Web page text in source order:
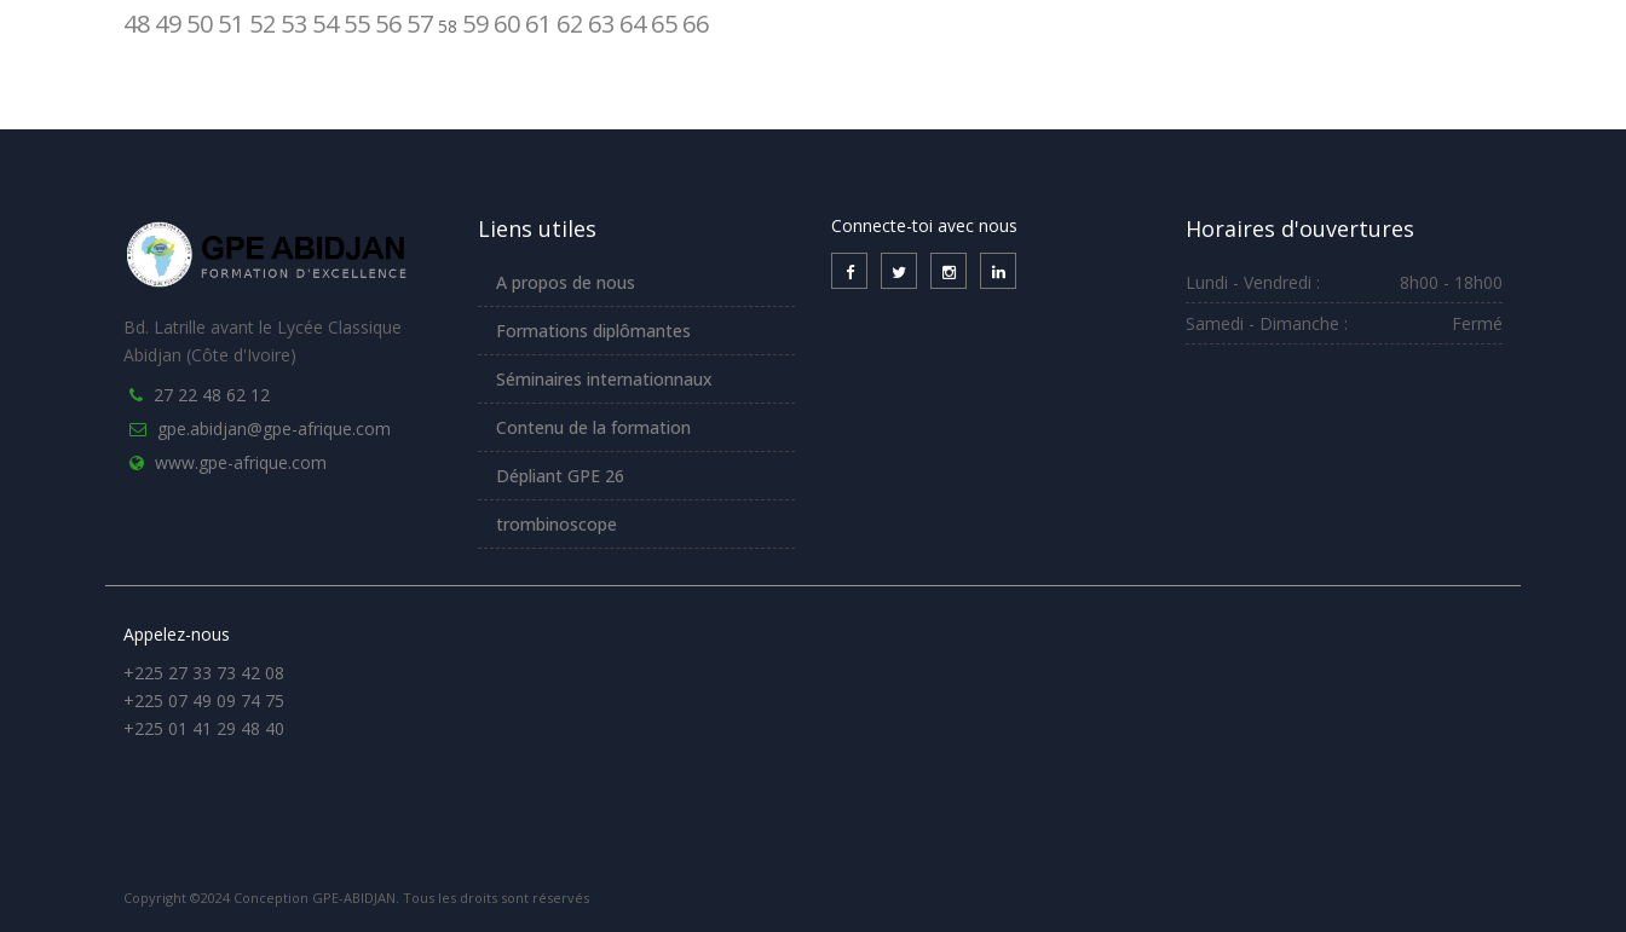
48495051 52 53 54555657 58 596061 62 63 646566
Bd. Latrille avant le Lycée Classique
Abidjan (Côte d'Ivoire)
27 22 48 62 12
gpe.abidjan@gpe-afrique.com
www.gpe-afrique.com
Liens utiles
A propos de nous
Formations diplômantes
Séminaires internationnaux
Contenu de la formation
Dépliant GPE 26
trombinoscope
Connecte-toi avec nous Horaires d'ouvertures
Lundi - Vendredi :
8h00 - 18h00
Samedi - Dimanche :
Fermé
Appelez-nous
+225 27 33 73 42 08
+225 07 49 09 74 75
+225 01 41 29 48 40
Copyright ©2024 Conception GPE-ABIDJAN. Tous les droits sont réservés